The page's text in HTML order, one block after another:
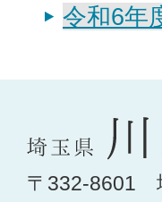
令和6年
〒332-8601